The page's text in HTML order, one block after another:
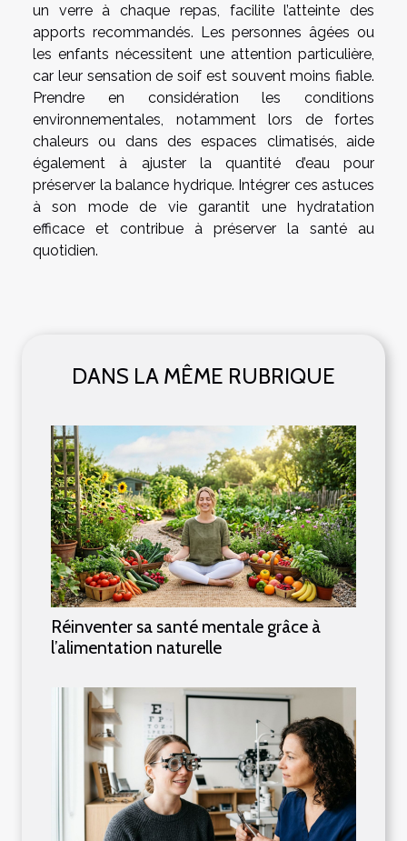
un verre à chaque repas, facilite l’atteinte des
apports recommandés. Les personnes âgées ou
les enfants nécessitent une attention particulière,
car leur sensation de soif est souvent moins fiable.
Prendre en considération les conditions
environnementales, notamment lors de fortes
chaleurs ou dans des espaces climatisés, aide
également à ajuster la quantité d’eau pour
préserver la balance hydrique. Intégrer ces astuces
à son mode de vie garantit une hydratation
efficace et contribue à préserver la santé au
quotidien.
DANS LA MÊME RUBRIQUE
Réinventer sa santé mentale grâce à
l’alimentation naturelle